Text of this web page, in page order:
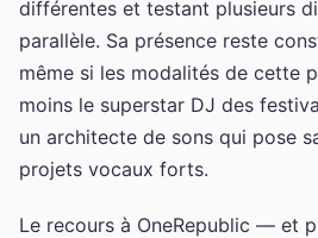
différentes et testant plusieurs
parallèle. Sa présence reste
même si les modalités de cette
moins le superstar DJ des
un architecte de sons qui pose
projets vocaux forts.
Le recours à OneRepublic — et